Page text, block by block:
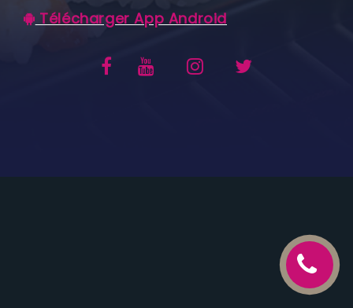
Télécharger App Android